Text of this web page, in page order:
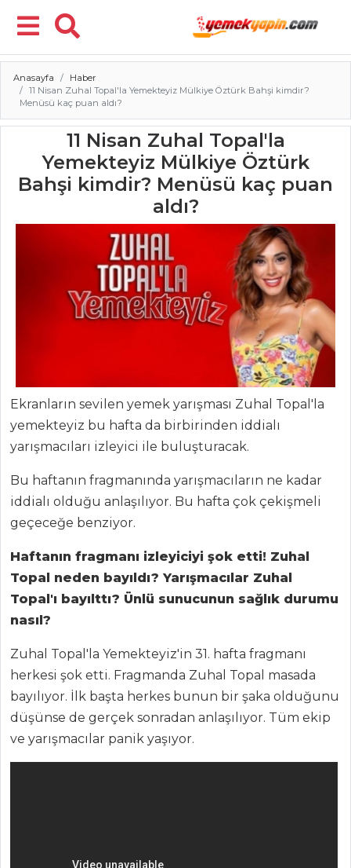
Menü
Anasayfa
Haber
11 Nisan Zuhal Topal'la Yemekteyiz Mülkiye Öztürk Bahşi kimdir?
Menüsü kaç puan aldı?
11 Nisan Zuhal Topal'la
Yemekteyiz Mülkiye Öztürk
Bahşi kimdir? Menüsü kaç puan
aldı?
Ekranların sevilen yemek yarışması Zuhal Topal'la
yemekteyiz bu hafta da birbirinden iddialı
yarışmacıları izleyici ile buluşturacak.
Bu haftanın fragmanında yarışmacıların ne kadar
iddialı olduğu anlaşılıyor. Bu hafta çok çekişmeli
geçeceğe benziyor.
Haftanın fragmanı izleyiciyi şok etti! Zuhal
Topal neden bayıldı? Yarışmacılar Zuhal
Topal'ı bayılttı? Ünlü sunucunun sağlık durumu
nasıl?
Zuhal Topal'la Yemekteyiz'in 31. hafta fragmanı
herkesi şok etti. Fragmanda Zuhal Topal masada
bayılıyor. İlk başta herkes bunun bir şaka olduğunu
düşünse de gerçek sonradan anlaşılıyor. Tüm ekip
ve yarışmacılar panik yaşıyor.